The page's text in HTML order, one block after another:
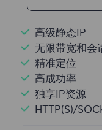
高级静态IP
无限带宽和会
精准定位
高成功率
独享IP资源
HTTP(S)/